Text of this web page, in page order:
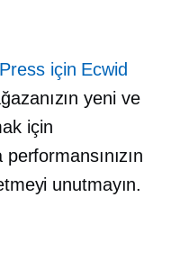
için Ecwid
yeni ve
için
unutmayın.